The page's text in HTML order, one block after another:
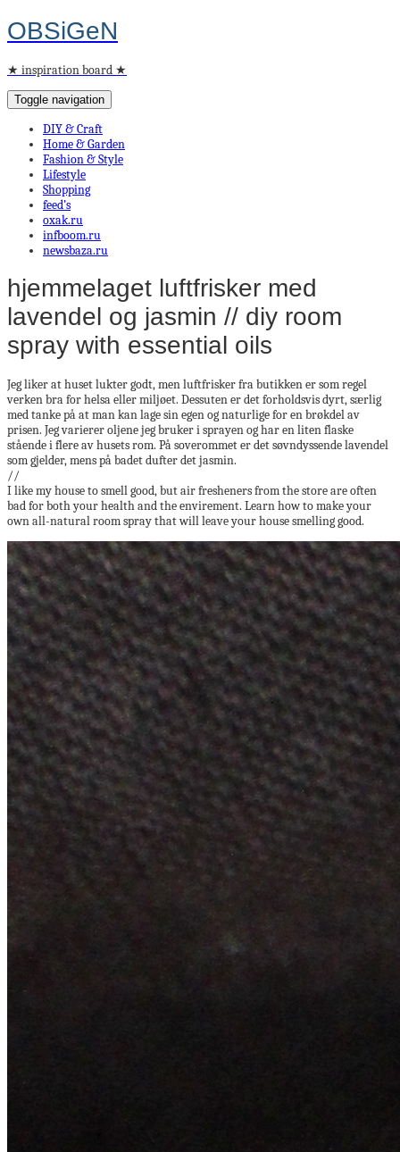
OBSiGeN
★ inspiration board ★
Toggle navigation
DIY & Craft
Home & Garden
Fashion & Style
Lifestyle
Shopping
feed’s
oxak.ru
infboom.ru
newsbaza.ru
hjemmelaget luftfrisker med
lavendel og jasmin // diy room
spray with essential oils
Jeg liker at huset lukter godt, men luftfrisker fra butikken er som regel
verken bra for helsa eller miljøet. Dessuten er det forholdsvis dyrt, særlig
med tanke på at man kan lage sin egen og naturlige for en brøkdel av
prisen. Jeg varierer oljene jeg bruker i sprayen og har en liten flaske
stående i flere av husets rom. På soverommet er det søvndyssende lavendel
som gjelder, mens på badet dufter det jasmin.
//
I like my house to smell good, but air fresheners from the store are often
bad for both your health and the envirement. Learn how to make your
own all-natural room spray that will leave your house smelling good.